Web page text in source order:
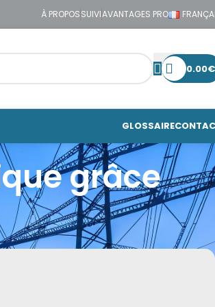
À PROPOSSUIVIAVANTAGES PRO
0.00€
GLOSSAIRE
grâce